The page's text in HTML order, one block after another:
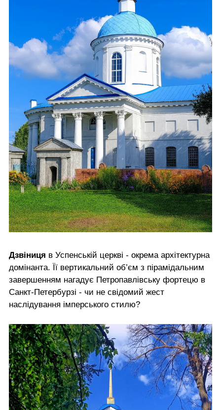
Дзвіниця в Успенській церкві - окрема архітектурна
домінанта. Її вертикальний об’єм з пірамідальним
завершенням нагадує Петропавлівську фортецю в
Санкт-Петербурзі - чи не свідомий жест
наслідування імперського стилю?